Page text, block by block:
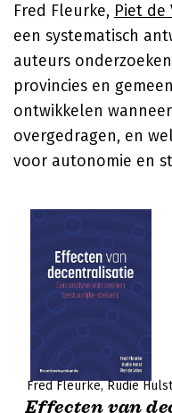
Fred Fleurke, Piet de
een systematisch
auteurs
provincies en
ontwikkelen
overgedragen, en
voor autonomie en
Fred Fleurke Rudie Hulst
Effecten van